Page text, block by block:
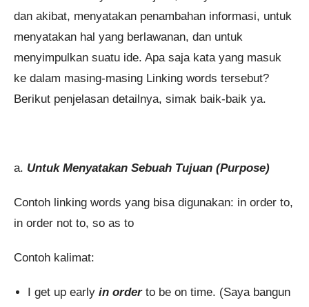
dan akibat, menyatakan penambahan informasi, untuk
menyatakan hal yang berlawanan, dan untuk
menyimpulkan suatu ide. Apa saja kata yang masuk
ke dalam masing-masing Linking words tersebut?
Berikut penjelasan detailnya, simak baik-baik ya.
a. Untuk Menyatakan Sebuah Tujuan (Purpose)
Contoh linking words yang bisa digunakan: in order to,
in order not to, so as to
Contoh kalimat:
I get up early in orderto be on time. (Saya bangun